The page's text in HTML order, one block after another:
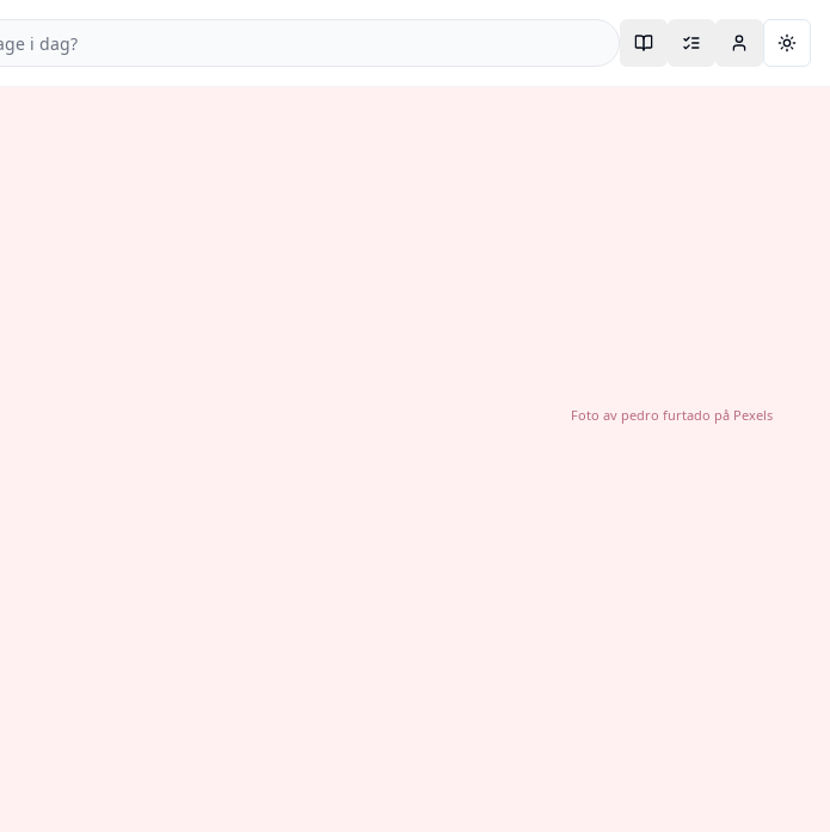
Foto av pedro furtado på Pexels